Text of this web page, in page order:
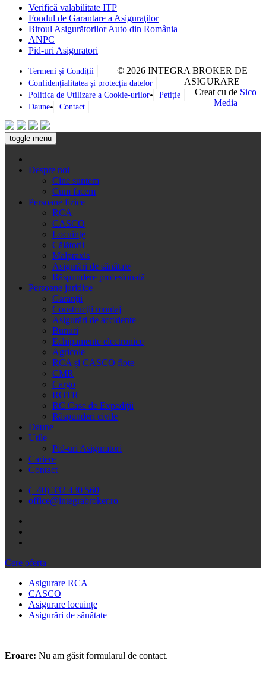
Verifică valabilitate ITP
Fondul de Garantare a Asiguraţilor
Biroul Asigurătorilor Auto din România
ANPC
Pid-uri Asiguratori
Termeni și Condiții
Confidențialitatea și protecția datelor
Politica de Utilizare a Cookie-urilor
Petiție
Daune
Contact
© 2026 INTEGRA BROKER DE
ASIGURARE
Creat cu de Sico
Media
toggle menu
Despre noi
Cine suntem
Cum facem
Persoane fizice
RCA
CASCO
Locuinţe
Călătorii
Malpraxis
Asigurări de sănătate
Răspundere profesională
Persoane juridice
Garanţii
Construcţii montaj
Asigurări de accidente
Bunuri
Echipamente electronice
Agricole
RCA și CASCO flote
CMR
Cargo
ROTR
RC Case de Expediţii
Răspunderi civile
Daune
Utile
Pid-uri Asiguratori
Cariere
Contact
(+40) 332 430 560
office@integrabroker.ro
Cere oferta
Asigurare RCA
CASCO
Asigurare locuințe
Asigurări de sănătate
Eroare: Nu am găsit formularul de contact.